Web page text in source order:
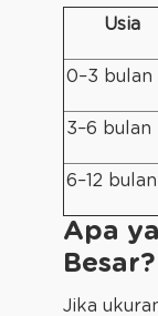
Usia
0–3 bulan
3–6 bulan
6–12 bulan
Apa
Besar?
Jika